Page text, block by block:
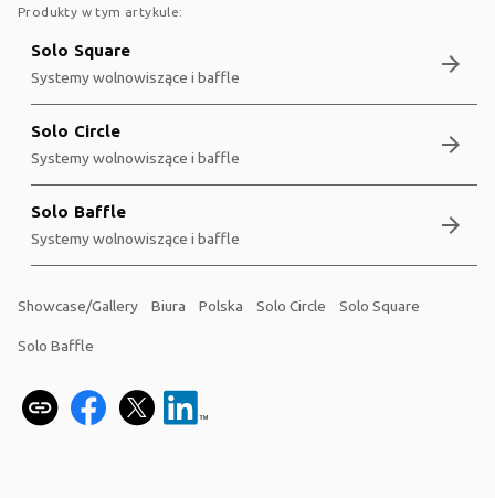
Produkty w tym artykule:
Solo Square
Systemy wolnowiszące i baffle arrow_forward
Solo Circle
Systemy wolnowiszące i baffle arrow_forward
Solo Baffle
Systemy wolnowiszące i baffle arrow_forward
Showcase/Gallery Biura Polska Solo Circle Solo Square
Solo Baffle